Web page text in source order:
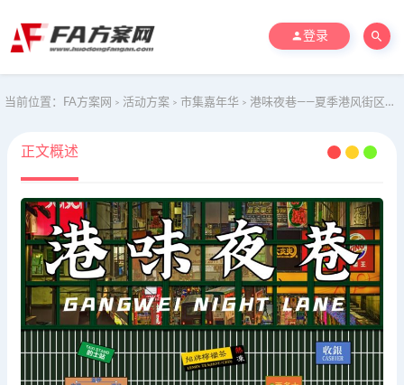
登录
当前位置： FA方案网 > 活动方案 > 市集嘉年华 > 港味夜巷——夏季港风街区、市集、电影、音乐
正文概述